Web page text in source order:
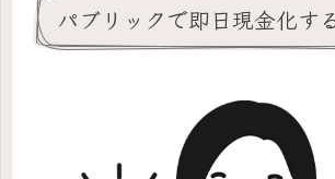
パブリックで即日現金化す